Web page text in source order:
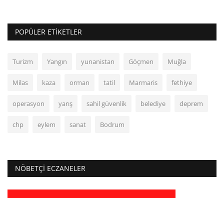
POPÜLER ETIKETLER
Turizm Yangın yunanistan Göçmen Muğla
Milas kaza orman tatil Marmaris fethiye
operasyon yarış sahil güvenlik belediye deprem
chp eylem sanat Bodrum
NÖBETÇI ECZANELER